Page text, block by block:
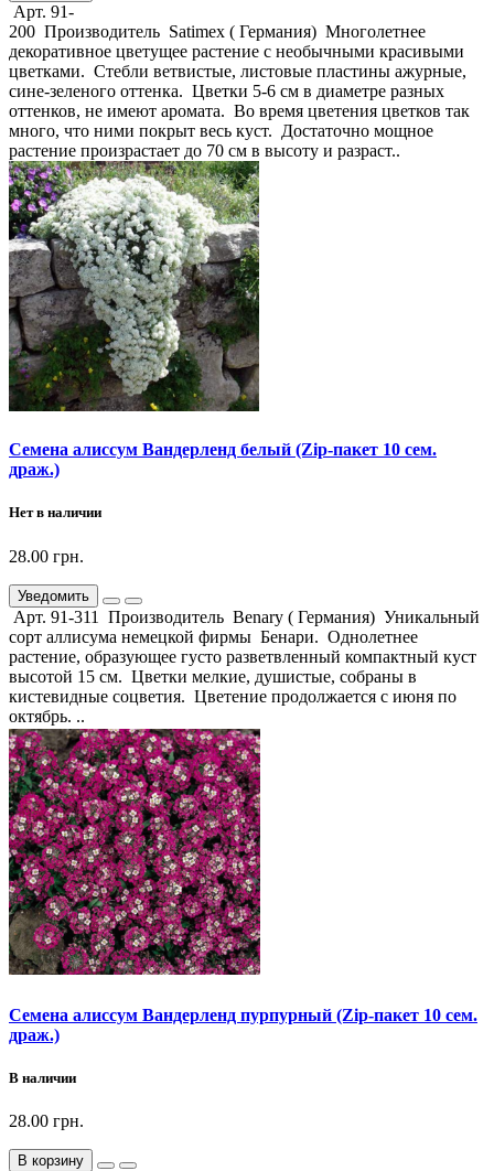
Арт. 91-
200 Производитель Satimex ( Германия) Многолетнее
декоративное цветущее растение с необычными красивыми
цветками. Стебли ветвистые, листовые пластины ажурные,
сине-зеленого оттенка. Цветки 5-6 см в диаметре разных
оттенков, не имеют аромата. Во время цветения цветков так
много, что ними покрыт весь куст. Достаточно мощное
растение произрастает до 70 см в высоту и разраст..
Семена алиссум Вандерленд белый (Zip-пакет 10 сем.
драж.)
Нет в наличии
28.00 грн.
Уведомить
Арт. 91-311 Производитель Benary ( Германия) Уникальный
сорт аллисума немецкой фирмы Бенари. Однолетнее
растение, образующее густо разветвленный компактный куст
высотой 15 см. Цветки мелкие, душистые, собраны в
кистевидные соцветия. Цветение продолжается с июня по
октябрь. ..
Семена алиссум Вандерленд пурпурный (Zip-пакет 10 сем.
драж.)
В наличии
28.00 грн.
В корзину